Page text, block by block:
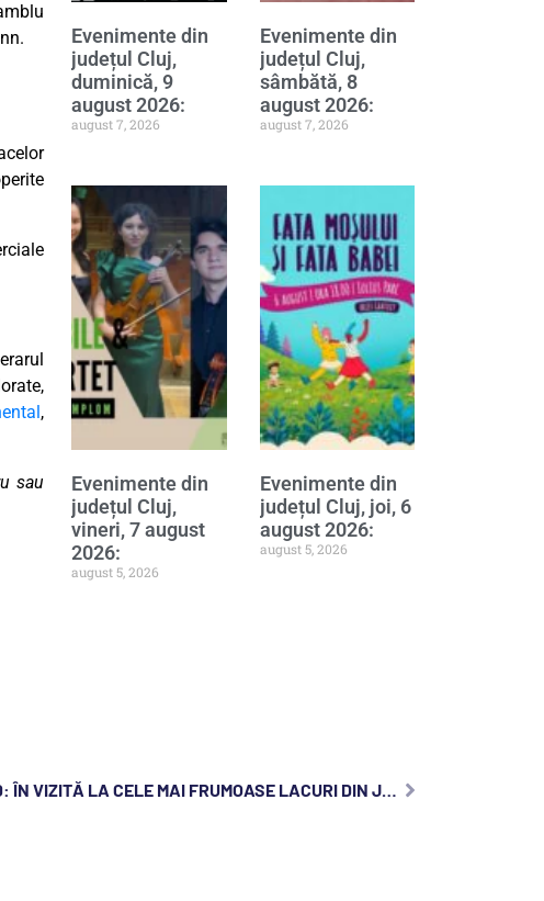
,
sau
Evenimente din
județul Cluj,
duminică, 9
august 2026:
august 7, 2026
Evenimente din
județul Cluj,
sâmbătă, 8
august 2026:
august 7, 2026
Evenimente din
județul Cluj,
vineri, 7 august
2026:
august 5, 2026
Evenimente din
județul Cluj, joi, 6
august 2026:
august 5, 2026
ACTIVITĂȚI DE WEEKEND: ÎN VIZITĂ LA CELE MAI FRUMOASE LACURI DIN JUDEȚUL CLUJ